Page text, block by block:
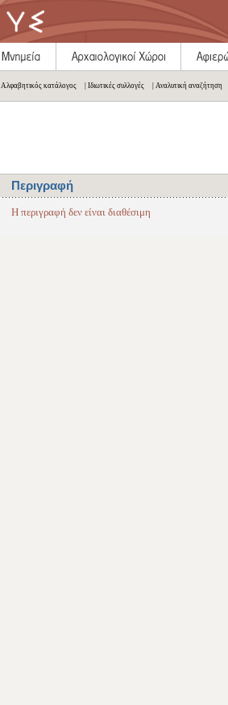
| Αλφαβητικός κατάλογος | Ιδιωτικές συλλογές | Αναλυτική αναζήτηση
Περιγραφή
Η περιγραφή δεν είναι διαθέσιμη